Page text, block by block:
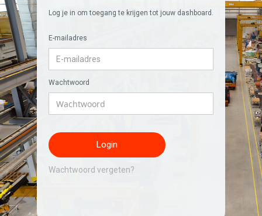
Log je in om toegang te krijgen tot jouw dashboard.
E-mailadres
Wachtwoord
Wachtwoord vergeten?